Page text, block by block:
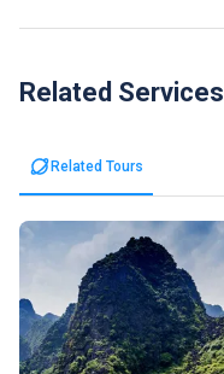
Related Services
Related Tours